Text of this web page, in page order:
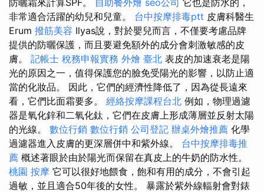
防曬霜來計算SPF。 自助餐外燴 seo公司 它也是防水的，
非常適合活躍的幼兒和兒童。 台中按摩排毒ptt 皮膚科醫生
Erum 撥筋美容 Ilyas說，對於嬰兒而言，不僅要考慮品牌
提供的防曬保護，而且要避免額外的成分會刺激敏感的皮
膚。 記帳士 稅務申報實務 外燴 臺北 表皮的加速衰老是陽
光的原因之一，值得保護您的臉免受陽光的影響，以防止適
當的化妝品。 因此，它們的經濟性降低了，因為從長遠來
看，它們比面霜要多。 經絡按摩課程台北 例如，物理過濾
器是氧化鋅和二氧化鈦，它們在皮膚上形成薄層並反射太陽
的光線。 數位行銷 數位行銷 公司登記 辦桌外燴推薦 化學
過濾器進入皮膚的更深層併中和紫外線。 台中按摩排毒推
薦 概述著眼於由於陽光而保留在真皮上的牛奶的防水性。
桃園 按摩 它可以很好地餵食，飽和有用的成分，不會引起
過敏，並且適合50年後的女性。 暴露於紫外線輻射會對錶